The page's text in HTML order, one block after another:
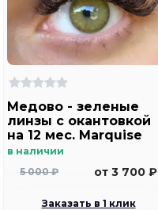
Медово - зеленые
линзы c окантовкой
на 12 мес. Marquise
Hollywood brown m2
в наличии
5 000 ₽
от 3 700 ₽
Заказать в 1 клик